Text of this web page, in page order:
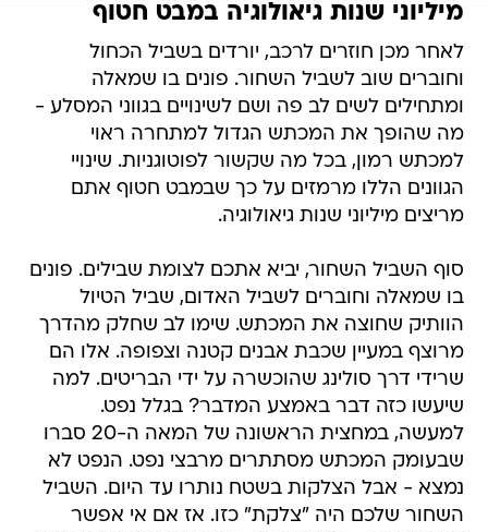
מיליוני שנות גיאולוגיה במבט חטוף
לאחר מכן חוזרים לרכב, יורדים בשביל הכחול
וחוברים שוב לשביל השחור. פונים בו שמאלה
ומתחילים לשים לב פה ושם לשינויים בגווני המסלע -
מה שהופך את המכתש הגדול למתחרה ראוי
למכתש רמון, בכל מה שקשור לפוטוגניות. שינויי
הגוונים הללו מרמזים על כך שבמבט חטוף אתם
מריצים מיליוני שנות גיאולוגיה.
סוף השביל השחור, יביא אתכם לצומת שבילים. פונים
בו שמאלה וחוברים לשביל האדום, שביל הטיול
הוותיק שחוצה את המכתש. שימו לב שחלק מהדרך
מרוצף במעיין שכבת אבנים קטנה וצפופה. אלו הם
שרידי דרך סולינג שהוכשרה על ידי הבריטים. למה
שיעשו כזה דבר באמצע המדבר? בגלל נפט.
למעשה, במחצית הראשונה של המאה ה-20 סברו
שבעומק המכתש מסתתרים מרבצי נפט. הנפט לא
נמצא - אבל הצלקות בשטח נותרו עד היום. השביל
השחור שלכם היה "צלקת" כזו. אז אם אי אפשר